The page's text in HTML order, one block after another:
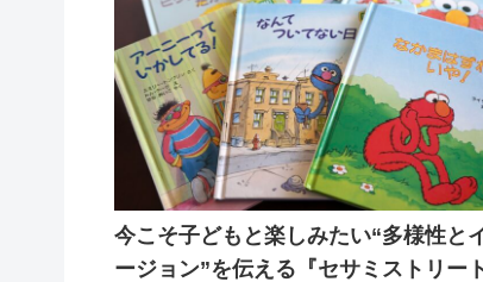
今こそ子どもと楽しみたい“多様性と
ージョン”を伝える『セサミストリー